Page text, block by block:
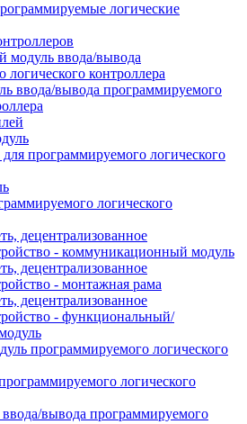
логические
модуль ввода/вывода
контроллера
ввода/вывода программируемого
программируемого логического
логического
децентрализованное
- коммуникационный модуль
децентрализованное
- монтажная рама
децентрализованное
- функциональный/
программируемого логического
логического
вывода программируемого